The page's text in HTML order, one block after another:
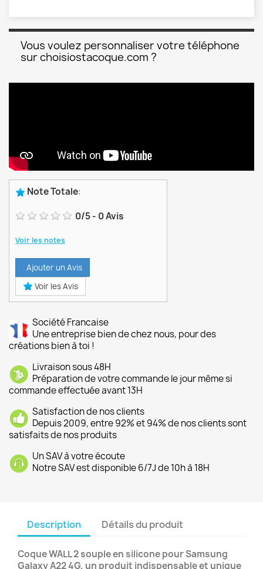
Vous voulez personnaliser votre téléphone
sur choisiostacoque.com ?
Note Totale:
0/5- 0Avis
Voir les notes
Ajouter un Avis
Voir les Avis
Société Francaise
Une entreprise bien de chez nous, pour des
créations bien à toi !
Livraison sous 48H
Préparation de votre commande le jour même si
commande effectuée avant 13H
Satisfaction de nos clients
Depuis 2009, entre 92% et 94% de nos clients sont
satisfaits de nos produits
Un SAV à votre écoute
Notre SAV est disponible 6/7J de 10h à 18H
Description Détails du produit
Coque WALL 2 souple en silicone pour Samsung
Galaxy A22 4G, un produit indispensable et unique